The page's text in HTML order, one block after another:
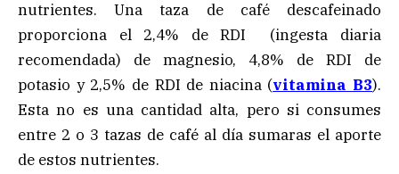
nutrientes. Una taza de café descafeinado
proporciona el 2,4% de RDI (ingesta diaria
recomendada) de magnesio, 4,8% de RDI de
potasio y 2,5% de RDI de niacina (vitamina B3).
Esta no es una cantidad alta, pero si consumes
entre 2 o 3 tazas de café al día sumaras el aporte
de estos nutrientes.